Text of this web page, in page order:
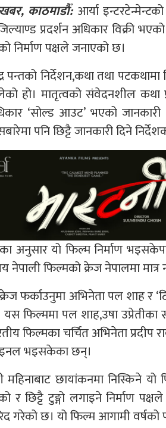
काठमाडौँ: आर्या
प्रदर्शन अधिकार विक्री
निर्माण पक्षले जनाएको छ।
पन्तको निर्देशन,कथा तथा
हो। मातृत्वको संवेदनशील कथा
‘सोल्ड आउट’ भएको
पनि छिट्टै जानकारी दिने
अनुसार यो फिल्म निर्माण
नेपाली फिल्मको क्रेज नेपालमा
फर्काउनुमा अभिनेता पल शाह र
यस फिल्ममा पल शाह,उषा उप्रेतीका
फिल्मका चर्चित अभिनेता
भइसकेका छन्।
महिनाबाट छायांकनमा निस्किने
र छिट्टै टुङ्गो लगाइने निर्माण
गरेको छ। यो फिल्म आगामी